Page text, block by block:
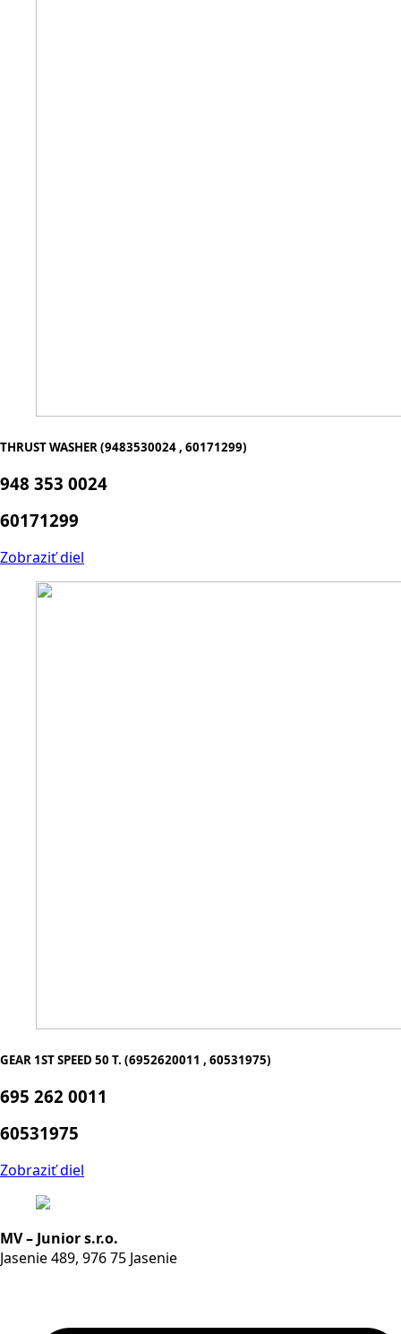
THRUST WASHER (9483530024 , 60171299)
948 353 0024
60171299
Zobraziť diel
GEAR 1ST SPEED 50 T. (6952620011 , 60531975)
695 262 0011
60531975
Zobraziť diel
MV – Junior s.r.o.
Jasenie 489, 976 75 Jasenie